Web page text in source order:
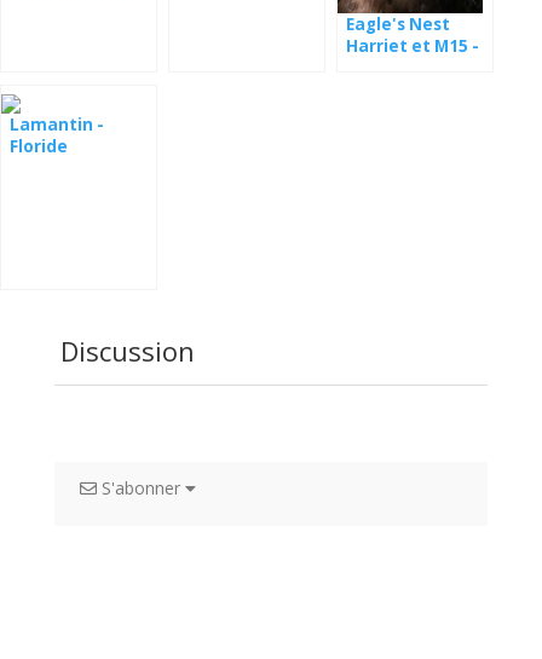
Eagle's Nest
Harriet et M15 -
Lamantin -
Floride
Discussion
S'abonner